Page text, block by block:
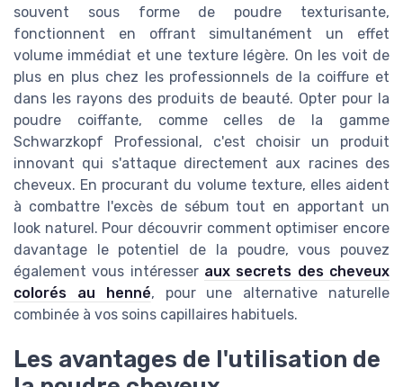
souvent sous forme de poudre texturisante,
fonctionnent en offrant simultanément un effet
volume immédiat et une texture légère. On les voit de
plus en plus chez les professionnels de la coiffure et
dans les rayons des produits de beauté. Opter pour la
poudre coiffante, comme celles de la gamme
Schwarzkopf Professional, c'est choisir un produit
innovant qui s'attaque directement aux racines des
cheveux. En procurant du volume texture, elles aident
à combattre l'excès de sébum tout en apportant un
look naturel. Pour découvrir comment optimiser encore
davantage le potentiel de la poudre, vous pouvez
également vous intéresser aux secrets des cheveux
colorés au henné, pour une alternative naturelle
combinée à vos soins capillaires habituels.
Les avantages de l'utilisation de